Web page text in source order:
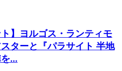
ト】ヨルゴス・ランティモ
ターと『パラサイト 半地
...